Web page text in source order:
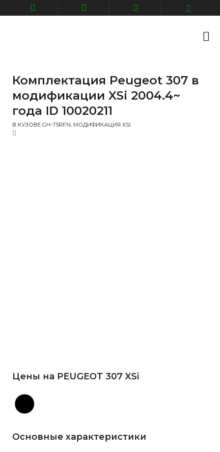
Комплектация Peugeot 307 в
модификации XSi 2004.4~
года ID 10020211
В КУЗОВЕ GH-T5RFN, МОДИФИКАЦИЯ XSI
Цены на PEUGEOT 307 XSi
Основные характеристики